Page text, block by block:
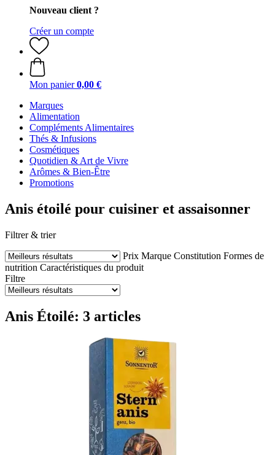
Nouveau client ?
Créer un compte
Mon panier 0,00 €
Marques
Alimentation
Compléments Alimentaires
Thés & Infusions
Cosmétiques
Quotidien & Art de Vivre
Arômes & Bien-Être
Promotions
Anis étoilé pour cuisiner et assaisonner
Filtrer & trier
Prix Marque Constitution Formes de
nutrition Caractéristiques du produit
Filtre
Anis Étoilé: 3 articles